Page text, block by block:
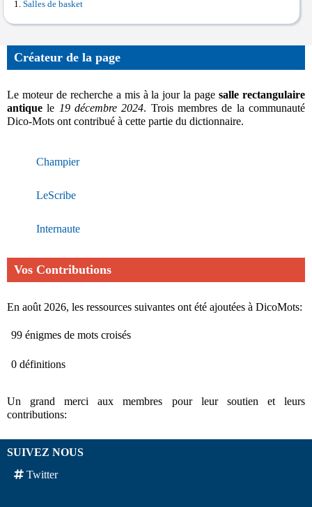
Salles de basket
Créateur de la page
Le moteur de recherche a mis à la jour la pagesalle rectangulaire
antique le 19 décembre 2024. Trois membres de la communauté
Dico-Mots ont contribué à cette partie du dictionnaire.
Champier
LeScribe
Internaute
Vos Contributions
En août 2026, les ressources suivantes ont été ajoutées à DicoMots:
99 énigmes de mots croisés
0 définitions
Un grand merci aux membres pour leur soutien et leurs
contributions:
SUIVEZ NOUS
Twitter